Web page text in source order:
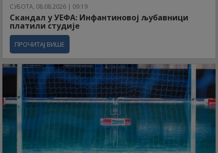
СУБОТА, 08.08.2026 | 09:19
Скандал у УЕФА: Инфантиновој љубавници
платили студије
ПРОЧИТАЈ ВИШЕ